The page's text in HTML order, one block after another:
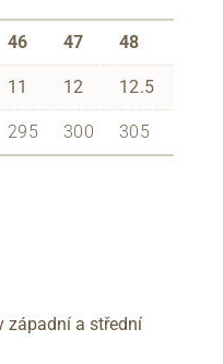
46 47 48
11 12 12.5
295 300 305
západní a střední